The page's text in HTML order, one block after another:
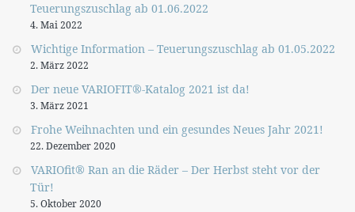
Teuerungszuschlag ab 01.06.2022
4. Mai 2022
Wichtige Information – Teuerungszuschlag ab 01.05.2022
2. März 2022
Der neue VARIOFIT®-Katalog 2021 ist da!
3. März 2021
Frohe Weihnachten und ein gesundes Neues Jahr 2021!
22. Dezember 2020
VARIOfit® Ran an die Räder – Der Herbst steht vor der
Tür!
5. Oktober 2020